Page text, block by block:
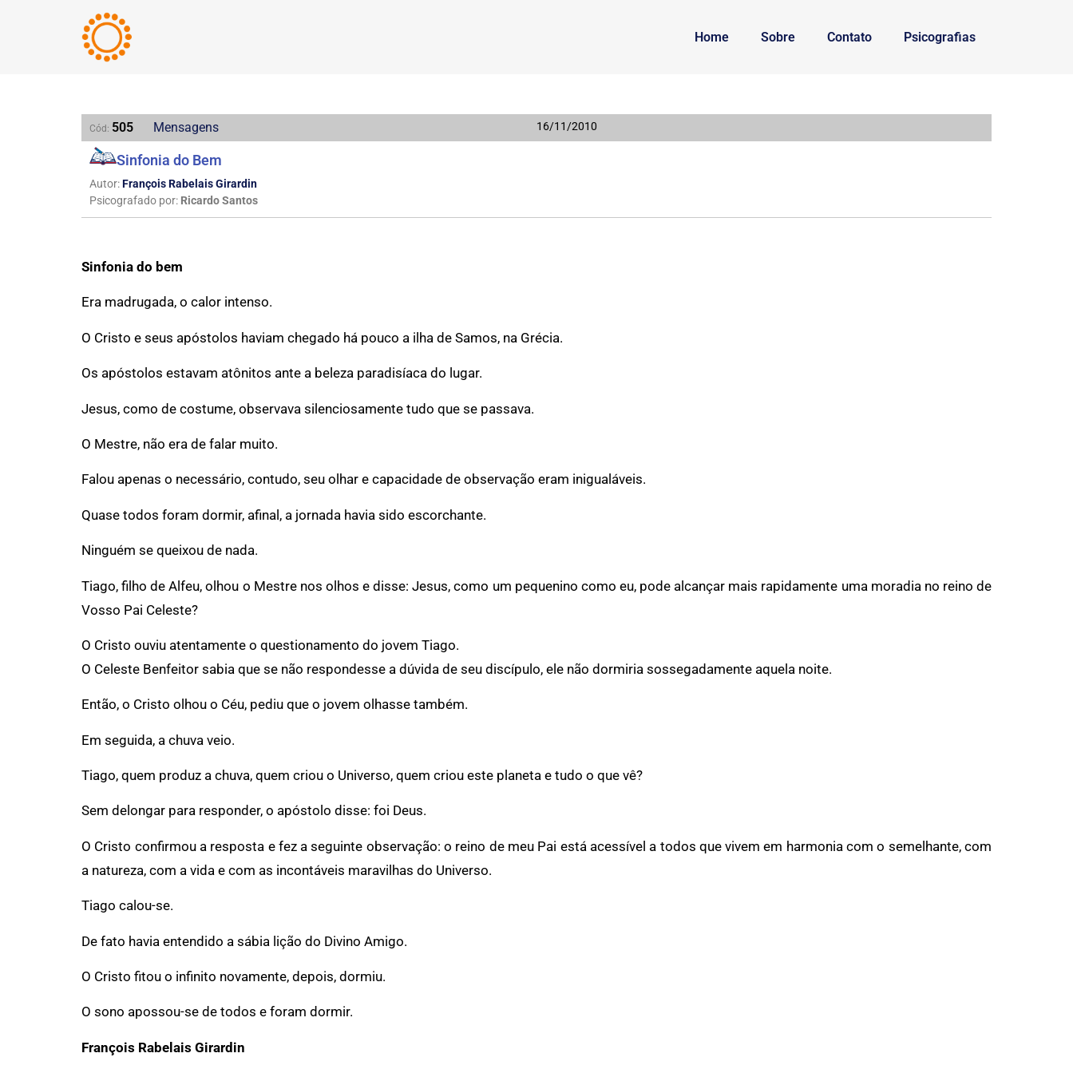
Home Sobre Contato Psicografias
Cód: 505 Mensagens 16/11/2010
Sinfonia do Bem
Autor:François Rabelais Girardin
Psicografado por: Ricardo Santos
Sinfonia do bem
Era madrugada, o calor intenso.
O Cristo e seus apóstolos haviam chegado há pouco a ilha de Samos, na Grécia.
Os apóstolos estavam atônitos ante a beleza paradisíaca do lugar.
Jesus, como de costume, observava silenciosamente tudo que se passava.
O Mestre, não era de falar muito.
Falou apenas o necessário, contudo, seu olhar e capacidade de observação eram inigualáveis.
Quase todos foram dormir, afinal, a jornada havia sido escorchante.
Ninguém se queixou de nada.
Tiago, filho de Alfeu, olhou o Mestre nos olhos e disse: Jesus, como um pequenino como eu, pode alcançar mais rapidamente uma moradia no reino de
Vosso Pai Celeste?
O Cristo ouviu atentamente o questionamento do jovem Tiago.
O Celeste Benfeitor sabia que se não respondesse a dúvida de seu discípulo, ele não dormiria sossegadamente aquela noite.
Então, o Cristo olhou o Céu, pediu que o jovem olhasse também.
Em seguida, a chuva veio.
Tiago, quem produz a chuva, quem criou o Universo, quem criou este planeta e tudo o que vê?
Sem delongar para responder, o apóstolo disse: foi Deus.
O Cristo confirmou a resposta e fez a seguinte observação: o reino de meu Pai está acessível a todos que vivem em harmonia com o semelhante, com
a natureza, com a vida e com as incontáveis maravilhas do Universo.
Tiago calou-se.
De fato havia entendido a sábia lição do Divino Amigo.
O Cristo fitou o infinito novamente, depois, dormiu.
O sono apossou-se de todos e foram dormir.
François Rabelais Girardin